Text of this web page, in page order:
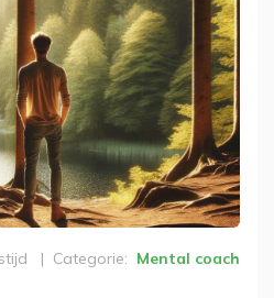
| Categorie Mental coach